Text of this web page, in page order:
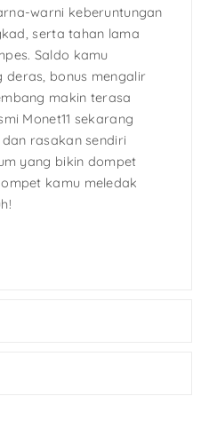
warni keberuntungan
serta tahan lama
Saldo kamu
deras, bonus mengalir
makin terasa
Monet11 sekarang
rasakan sendiri
yang bikin dompet
kamu meledak